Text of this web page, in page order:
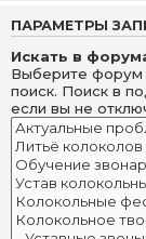
ПАРАМЕТРЫ
Искать в
Выберите форум
поиск. Поиск в
если вы не